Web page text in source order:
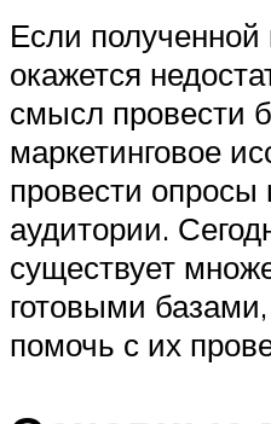
Если
окажется
смысл провести
маркетинговое
провести опросы
аудитории.
существует
готовыми
помочь с их